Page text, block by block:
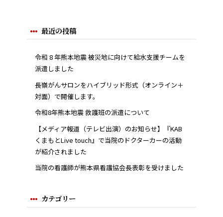
最近の投稿
令和 8 年熊本地震 被災地に向けて給水支援チームを
派遣しました
長嶺がんサロンをハイブリッド形式（オンライン＋
対面）で開催します。
令和8年熊本地震 救護班の派遣について
【メディア報道（テレビ出演）のお知らせ】『KAB
くまもとLive touch』で当院のドクターカーの活動
が紹介されました
当院の看護師が熊本県看護協会長表彰を受けました
カテゴリー